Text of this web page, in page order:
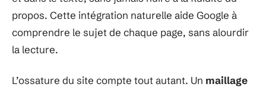
propos. Cette intégration naturelle aide Google à
comprendre le sujet de chaque page, sans alourdir
la lecture.
L’ossature du site compte tout autant. Un maillage